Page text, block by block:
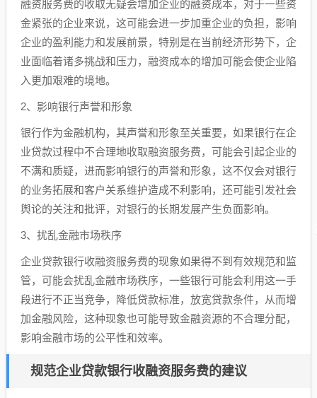
融资服务费的收取无疑会增加企业的融资成本，对于一些资
金紧张的企业来说，这可能会进一步加重企业的负担，影响
企业的盈利能力和发展前景，特别是在当前经济形势下，企
业面临着诸多挑战和压力，融资成本的增加可能会使企业陷
入更加艰难的境地。
2、影响银行声誉和形象
银行作为金融机构，其声誉和形象至关重要，如果银行在企
业贷款过程中不合理地收取融资服务费，可能会引起企业的
不满和质疑，进而影响银行的声誉和形象，这不仅会对银行
的业务拓展和客户关系维护造成不利影响，还可能引发社会
舆论的关注和批评，对银行的长期发展产生负面影响。
3、扰乱金融市场秩序
企业贷款银行收融资服务费的现象如果得不到有效规范和监
管，可能会扰乱金融市场秩序，一些银行可能会利用这一手
段进行不正当竞争，降低贷款标准，放宽贷款条件，从而增
加金融风险，这种现象也可能导致金融资源的不合理分配，
影响金融市场的公平性和效率。
规范企业贷款银行收融资服务费的建议